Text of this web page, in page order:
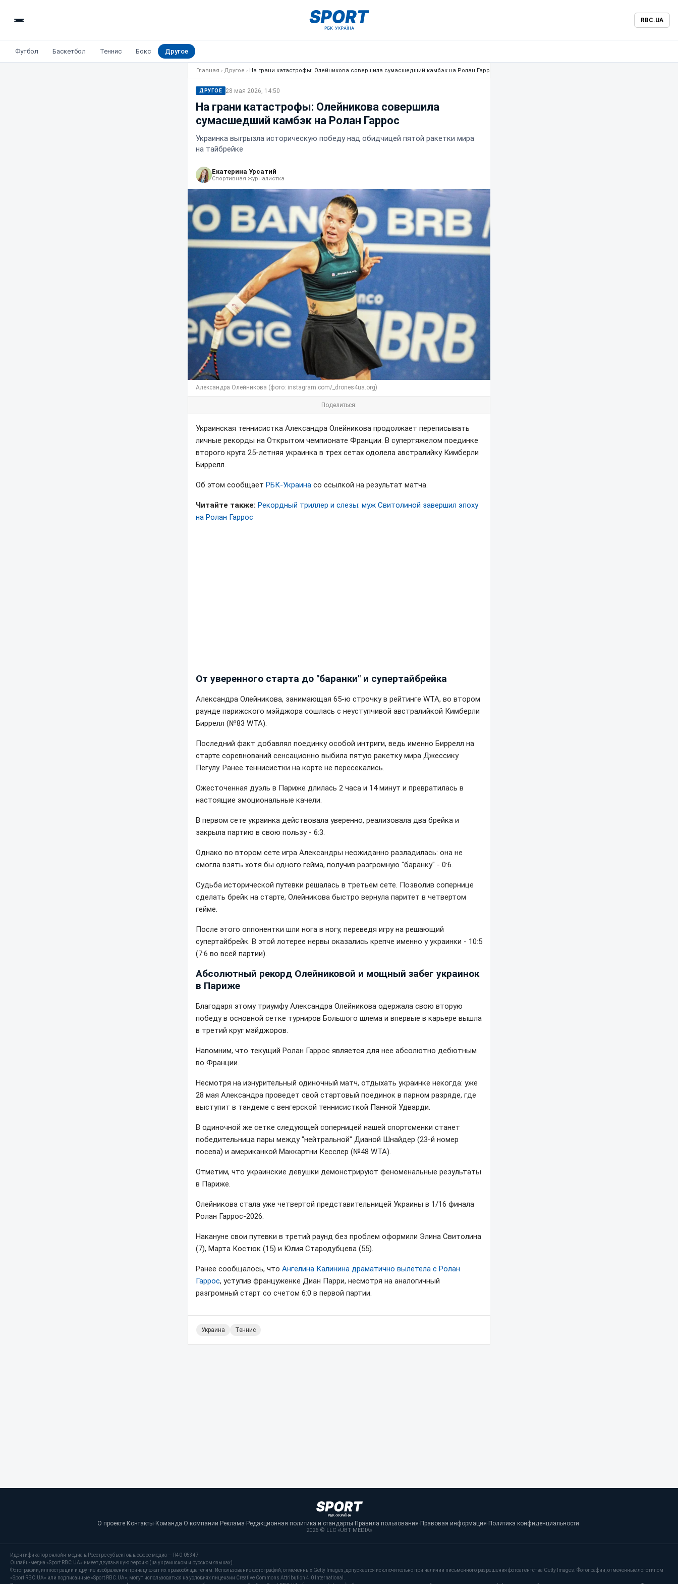
RBC.UA
Футбол Баскетбол Теннис Бокс Другое
Главная › Другое › На грани катастрофы: Олейникова совершила сумасшедший камбэк на Ролан Гаррос
ДРУГОЕ 28 мая 2026, 14:50
На грани катастрофы: Олейникова совершила
сумасшедший камбэк на Ролан Гаррос
Украинка выгрызла историческую победу над обидчицей пятой ракетки мира
на тайбрейке
Екатерина Урсатий
Спортивная журналистка
Александра Олейникова (фото: instagram.com/_drones4ua.org)
Поделиться:
Украинская теннисистка Александра Олейникова продолжает переписывать
личные рекорды на Открытом чемпионате Франции. В супертяжелом поединке
второго круга 25-летняя украинка в трех сетах одолела австралийку Кимберли
Биррелл.
Об этом сообщает РБК-Украина со ссылкой на результат матча.
Читайте также: Рекордный триллер и слезы: муж Свитолиной завершил эпоху
на Ролан Гаррос
От уверенного старта до "баранки" и супертайбрейка
Александра Олейникова, занимающая 65-ю строчку в рейтинге WTA, во втором
раунде парижского мэйджора сошлась с неуступчивой австралийкой Кимберли
Биррелл (№83 WTA).
Последний факт добавлял поединку особой интриги, ведь именно Биррелл на
старте соревнований сенсационно выбила пятую ракетку мира Джессику
Пегулу. Ранее теннисистки на корте не пересекались.
Ожесточенная дуэль в Париже длилась 2 часа и 14 минут и превратилась в
настоящие эмоциональные качели.
В первом сете украинка действовала уверенно, реализовала два брейка и
закрыла партию в свою пользу - 6:3.
Однако во втором сете игра Александры неожиданно разладилась: она не
смогла взять хотя бы одного гейма, получив разгромную "баранку" - 0:6.
Судьба исторической путевки решалась в третьем сете. Позволив сопернице
сделать брейк на старте, Олейникова быстро вернула паритет в четвертом
гейме.
После этого оппонентки шли нога в ногу, переведя игру на решающий
супертайбрейк. В этой лотерее нервы оказались крепче именно у украинки - 10:5
(7:6 во всей партии).
Абсолютный рекорд Олейниковой и мощный забег украинок
в Париже
Благодаря этому триумфу Александра Олейникова одержала свою вторую
победу в основной сетке турниров Большого шлема и впервые в карьере вышла
в третий круг мэйджоров.
Напомним, что текущий Ролан Гаррос является для нее абсолютно дебютным
во Франции.
Несмотря на изнурительный одиночный матч, отдыхать украинке некогда: уже
28 мая Александра проведет свой стартовый поединок в парном разряде, где
выступит в тандеме с венгерской теннисисткой Панной Удварди.
В одиночной же сетке следующей соперницей нашей спортсменки станет
победительница пары между "нейтральной" Дианой Шнайдер (23-й номер
посева) и американкой Маккартни Кесслер (№48 WTA).
Отметим, что украинские девушки демонстрируют феноменальные результаты
в Париже.
Олейникова стала уже четвертой представительницей Украины в 1/16 финала
Ролан Гаррос-2026.
Накануне свои путевки в третий раунд без проблем оформили Элина Свитолина
(7), Марта Костюк (15) и Юлия Стародубцева (55).
Ранее сообщалось, что Ангелина Калинина драматично вылетела с Ролан
Гаррос, уступив француженке Диан Парри, несмотря на аналогичный
разгромный старт со счетом 6:0 в первой партии.
Украина Теннис
О проекте· Контакты· Команда·О компании· Реклама· Редакционная политика и стандарты· Правила пользования· Правовая информация· Политика конфиденциальности·
2026 © LLC «UBT MEDIA»
Идентификатор онлайн-медиа в Реестре субъектов в сфере медиа — R40-05347
Онлайн-медиа «Sport RBC.UA» имеет двуязычную версию (на украинском и русском языках).
Фотографии, иллюстрации и другие изображения принадлежат их правообладателям. Использование фотографий, отмеченных Getty Images, допускается исключительно при наличии письменного разрешения фотоагентства Getty Images. Фотографии, отмеченные логотипом
«Sport RBC.UA» или подписанные «Sport RBC.UA», могут использоваться на условиях лицензии Creative Commons Attribution 4.0 International.